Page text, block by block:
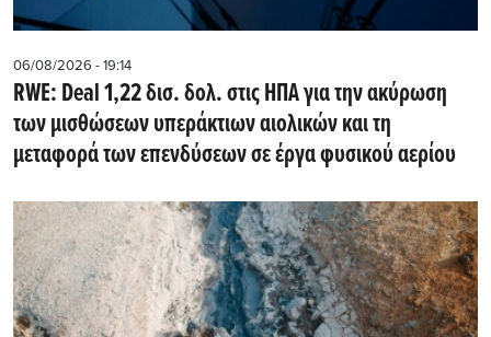
06/08/2026 - 19:14
RWE: Deal 1,22 δισ. δολ. στις ΗΠΑ για την ακύρωση
των μισθώσεων υπεράκτιων αιολικών και τη
μεταφορά των επενδύσεων σε έργα φυσικού αερίου